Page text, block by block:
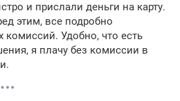
и прислали деньги на карту.
этим, все подробно
комиссий. Удобно, что есть
я плачу без комиссии в